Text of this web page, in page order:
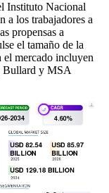
Instituto Nacional
a los trabajadores a
propensas a
el tamaño de la
el mercado incluyen
Bullard y MSA